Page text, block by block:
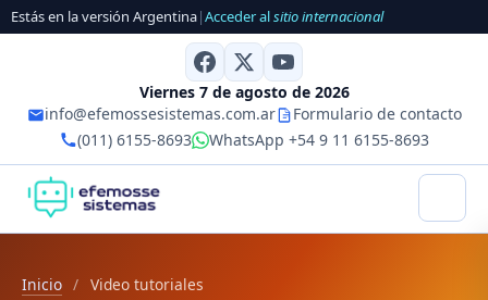
Estás en la versión Argentina|Acceder alsitio internacional
Viernes 7 de agosto de 2026
info@efemossesistemas.com.ar
Formulario de contacto
(011) 6155-8693
WhatsApp +54 9 11 6155-8693
Inicio / Video tutoriales